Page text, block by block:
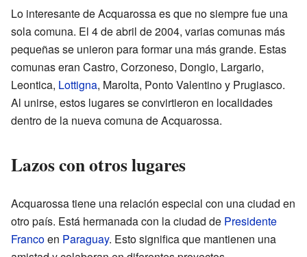
Lo interesante de Acquarossa es que no siempre fue una
sola comuna. El 4 de abril de 2004, varias comunas más
pequeñas se unieron para formar una más grande. Estas
comunas eran Castro, Corzoneso, Dongio, Largario,
Leontica, Lottigna, Marolta, Ponto Valentino y Prugiasco.
Al unirse, estos lugares se convirtieron en localidades
dentro de la nueva comuna de Acquarossa.
Lazos con otros lugares
Acquarossa tiene una relación especial con una ciudad en
otro país. Está hermanada con la ciudad de Presidente
Francoen Paraguay. Esto significa que mantienen una